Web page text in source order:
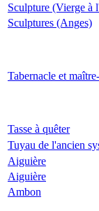
Sculpture (Vierge à
Sculptures (Anges)
Tabernacle et
Tasse à quêter
Tuyau de l'ancien
Aiguière
Aiguière
Ambon